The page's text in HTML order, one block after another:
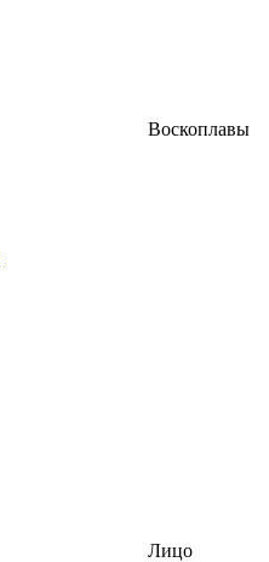
Воскоплавы
Лицо